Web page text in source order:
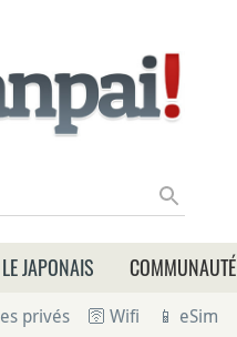
JAPONAIS COMMUNAUTÉ
privés 🛜 Wifi 📱 eSim